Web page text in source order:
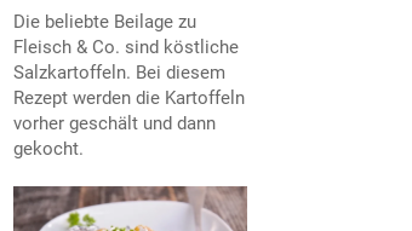
Die beliebte Beilage zu
Fleisch & Co. sind köstliche
Salzkartoffeln. Bei diesem
Rezept werden die Kartoffeln
vorher geschält und dann
gekocht.